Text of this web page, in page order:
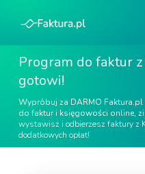
Program do faktur z
gotowi!
Wypróbuj za DARMO
do faktur i księgowości online,
wystawisz i odbierzesz faktury z
dodatkowych opłat!